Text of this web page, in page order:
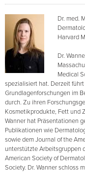
Dr. med.
Harvard
Dr.
Medical
spezialisiert hat. Derzeit
Grundlagenforschungen im
durch. Zu ihren
Kosmetikprodukte, Fett und
Wanner hat Präsentationen
Publikationen wie
sowie dem Journal of the
unterstützte Arbeitsgruppen
American Society of
Society. Dr. Wanner schloss